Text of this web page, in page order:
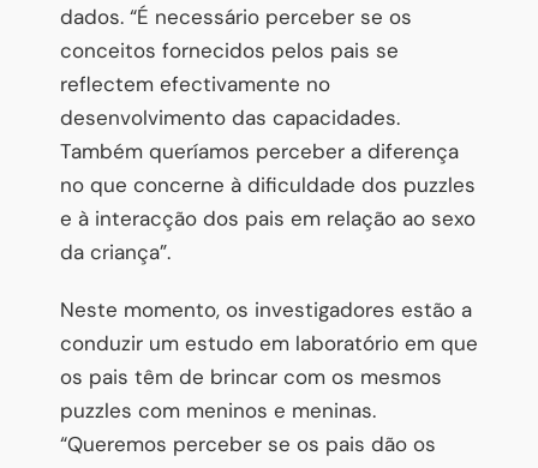
dados. “É necessário perceber se os
conceitos fornecidos pelos pais se
reflectem efectivamente no
desenvolvimento das capacidades.
Também queríamos perceber a diferença
no que concerne à dificuldade dos puzzles
e à interacção dos pais em relação ao sexo
da criança”.
Neste momento, os investigadores estão a
conduzir um estudo em laboratório em que
os pais têm de brincar com os mesmos
puzzles com meninos e meninas.
“Queremos perceber se os pais dão os